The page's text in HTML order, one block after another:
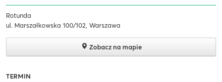
Rotunda
ul. Marszałkowska 100/102, Warszawa
Zobacz na mapie
TERMIN